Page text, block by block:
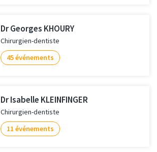
Dr Georges KHOURY
Chirurgien-dentiste
45 événements
Dr Isabelle KLEINFINGER
Chirurgien-dentiste
11 événements